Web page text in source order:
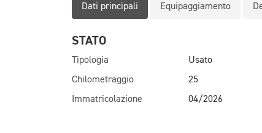
Dati principali Equipaggiamento
STATO
Tipologia
Usato
Chilometraggio
25
Immatricolazione
04/2026